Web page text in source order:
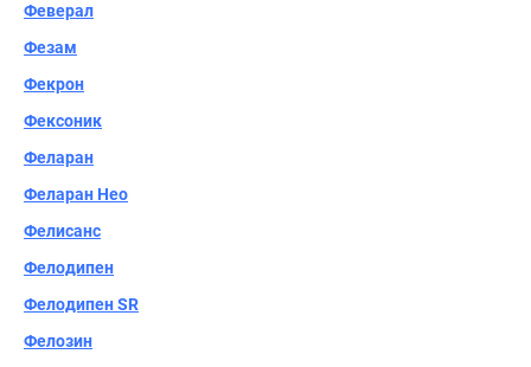
Феверал
Фезам
Фекрон
Фексоник
Феларан
Феларан Нео
Фелисанс
Фелодипен
Фелодипен SR
Фелозин